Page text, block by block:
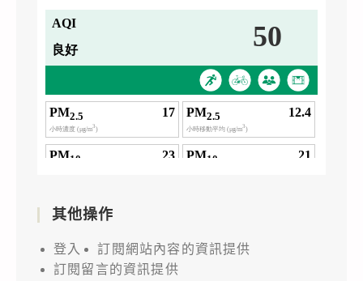
其他操作
登入
訂閱網站內容的資訊提供
訂閱留言的資訊提供